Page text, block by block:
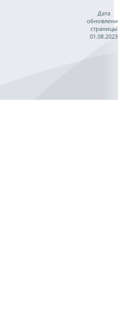
Дата
страницы
01.08.2023